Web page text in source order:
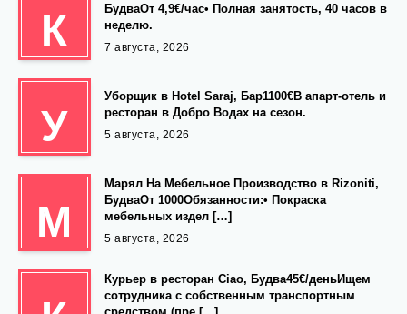
К
БудваОт 4,9€/час• Полная занятость, 40 часов в
неделю.
7 августа, 2026
У
Уборщик в Hotel Saraj, Бар1100€В апарт-отель и
ресторан в Добро Водах на сезон.
5 августа, 2026
М
Марял На Мебельное Производство в Rizoniti,
БудваОт 1000Обязанности:• Покраска
мебельных издел […]
5 августа, 2026
Курьер в ресторан Ciao, Будва45€/деньИщем
сотрудника с собственным транспортным